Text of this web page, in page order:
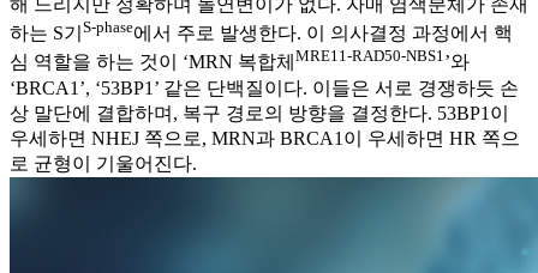
해 느리지만 정확하며 돌연변이가 없다. 자매 염색분체가 존재
하는 S기 S-phase에서 주로 발생한다. 이 의사결정 과정에서 핵
심 역할을 하는 것이 ‘MRN 복합체 MRE11-RAD50-NBS1’와
‘BRCA1’, ‘53BP1’ 같은 단백질이다. 이들은 서로 경쟁하듯 손
상 말단에 결합하며, 복구 경로의 방향을 결정한다. 53BP1이
우세하면 NHEJ 쪽으로, MRN과 BRCA1이 우세하면 HR 쪽으
로 균형이 기울어진다.